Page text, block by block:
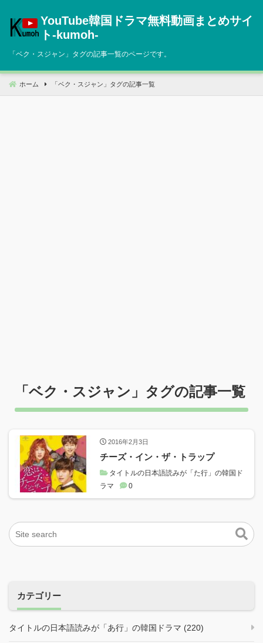
へ
動
YouTube韓国ドラマ無料動画まとめサイ
ト‐kumoh‐
「ベク・スジャン 」タグの記事一覧のページです。
ホーム 「 ベク・スジャン 」タグの記事一覧
「ベク・スジャン 」タグの記事一覧
2016年2月3日
チーズ・イン・ザ・トラップ
タイトルの日本語読みが「た行」の韓国ド
ラマ
0
カテゴリー
タイトルの日本語読みが「あ行」の韓国ドラマ (220)